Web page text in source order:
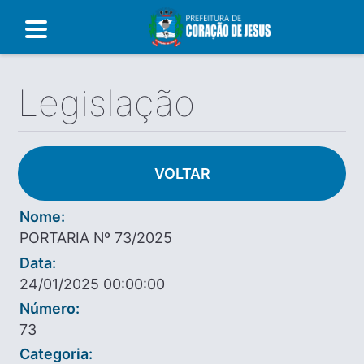
Legislação
VOLTAR
Nome:
PORTARIA Nº 73/2025
Data:
24/01/2025 00:00:00
Número:
73
Categoria: